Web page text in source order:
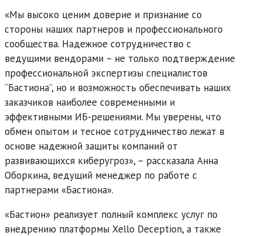
«Мы высоко ценим доверие и признание со
стороны наших партнеров и профессионального
сообщества. Надежное сотрудничество с
ведущими вендорами – не только подтверждение
профессиональной экспертизы специалистов
“Бастиона”, но и возможность обеспечивать наших
заказчиков наиболее современными и
эффективными ИБ-решениями. Мы уверены, что
обмен опытом и тесное сотрудничество лежат в
основе надежной защиты компаний от
развивающихся киберугроз», – рассказала Анна
Оборкина, ведущий менеджер по работе с
партнерами «Бастиона».
«Бастион» реализует полный комплекс услуг по
внедрению платформы Xello Deception, а также